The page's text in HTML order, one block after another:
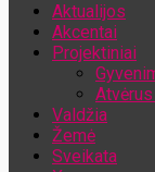
Aktualijos
Akcentai
Projektiniai
Valdžia
Žemė
Sveikata